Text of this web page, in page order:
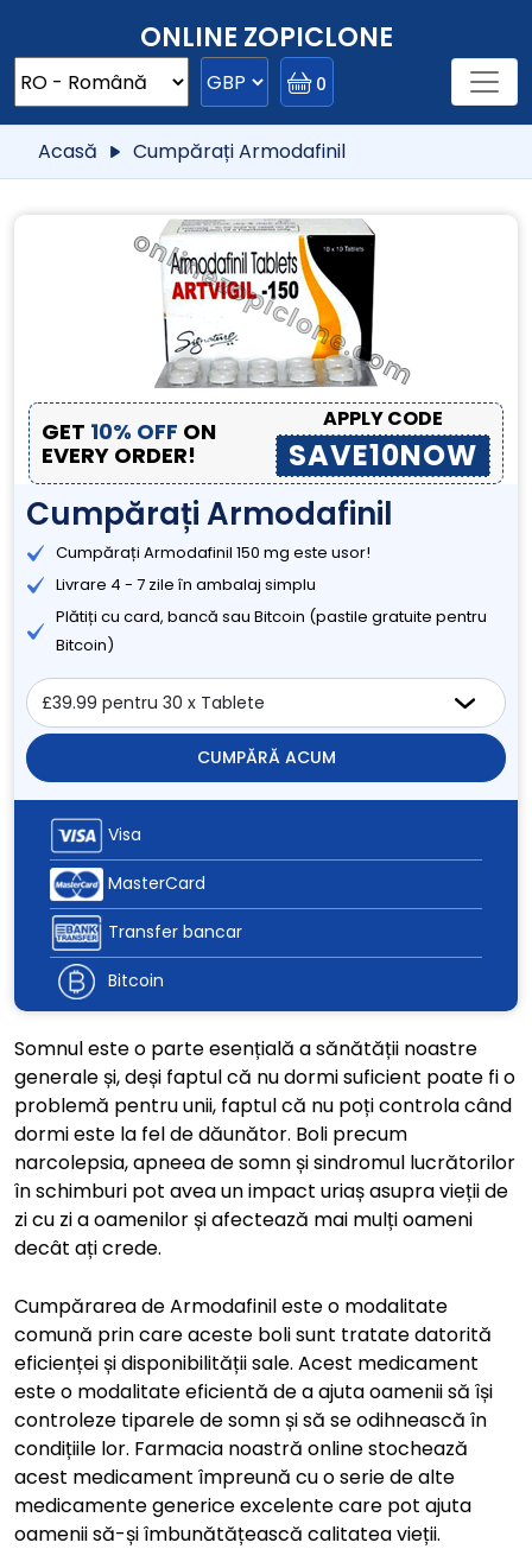
ONLINE ZOPICLONE
0
Acasă Cumpărați Armodafinil
GET 10% OFF ON
EVERY ORDER!
APPLY CODE
SAVE10NOW
Cumpărați Armodafinil
Cumpărați Armodafinil 150 mg este usor!
Livrare 4 - 7 zile în ambalaj simplu
Plătiți cu card, bancă sau Bitcoin (pastile gratuite pentru
Bitcoin)
CUMPĂRĂ ACUM
Visa
MasterCard
Transfer bancar
Bitcoin
Somnul este o parte esențială a sănătății noastre
generale și, deși faptul că nu dormi suficient poate fi o
problemă pentru unii, faptul că nu poți controla când
dormi este la fel de dăunător. Boli precum
narcolepsia, apneea de somn și sindromul lucrătorilor
în schimburi pot avea un impact uriaș asupra vieții de
zi cu zi a oamenilor și afectează mai mulți oameni
decât ați crede.
Cumpărarea de Armodafinil este o modalitate
comună prin care aceste boli sunt tratate datorită
eficienței și disponibilității sale. Acest medicament
este o modalitate eficientă de a ajuta oamenii să își
controleze tiparele de somn și să se odihnească în
condițiile lor. Farmacia noastră online stochează
acest medicament împreună cu o serie de alte
medicamente generice excelente care pot ajuta
oamenii să-și îmbunătățească calitatea vieții.